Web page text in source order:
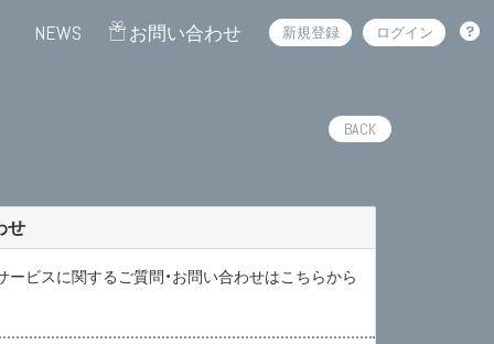
NEWS お問い合わせ 新規登録 ログイン
BACK
せ
ビスに関するご質問・お問い合わせはこちらから